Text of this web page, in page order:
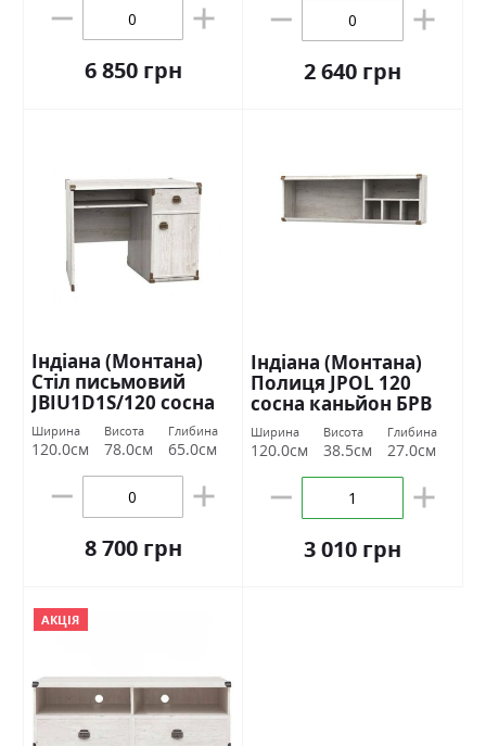
6 850 грн 2 640 грн
Індіана (Монтана)
Стіл письмовий
JBIU1D1S/120 сосна
каньйон БРВ Україна
Ширина
120.0см
Висота
78.0см
Глибина
65.0см
8 700 грн
Індіана (Монтана)
Полиця JPOL 120
сосна каньйон БРВ
Україна
Ширина
120.0см
Висота
38.5см
Глибина
27.0см
3 010 грн
АКЦІЯ